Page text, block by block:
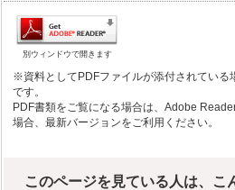
別ウィンドウで開きます
※資料としてPDFファイルが添付されている
です。
PDF書類をご覧になる場合は、Adobe
場合、最新バージョンをご利用ください。
このページを見ている人は、こ